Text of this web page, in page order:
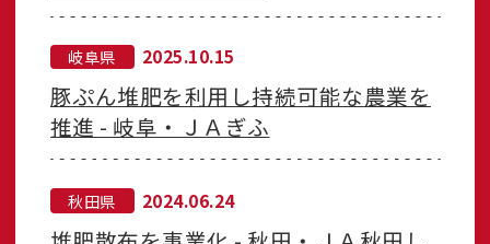
岐阜県 2025.10.15
豚ぷん堆肥を利用し持続可能な農業を
推進 - 岐阜・ＪＡぎふ
秋田県 2024.06.24